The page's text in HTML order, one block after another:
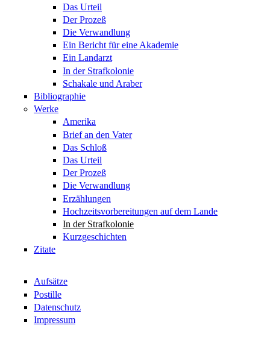
Das Urteil
Der Prozeß
Die Verwandlung
Ein Bericht für eine Akademie
Ein Landarzt
In der Strafkolonie
Schakale und Araber
Bibliographie
Werke
Amerika
Brief an den Vater
Das Schloß
Das Urteil
Der Prozeß
Die Verwandlung
Erzählungen
Hochzeitsvorbereitungen auf dem Lande
In der Strafkolonie
Kurzgeschichten
Zitate
Aufsätze
Postille
Datenschutz
Impressum